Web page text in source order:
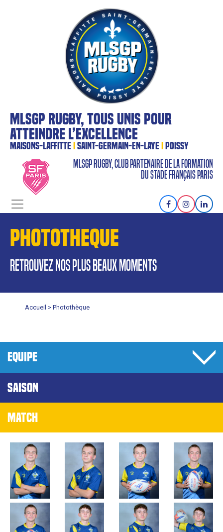
MLSGP RUGBY, TOUS UNIS POUR
ATTEINDRE L’EXCELLENCE
MAISONS-LAFFITTE SAINT-GERMAIN-EN-LAYE POISSY
MLSGP RUGBY, CLUB PARTENAIRE DE LA FORMATION
DU STADE FRANÇAIS PARIS
PHOTOTHEQUE
retrouvez nos plus beaux moments
Accueil > Photothèque
EQUIPE
SAISON
MATCH